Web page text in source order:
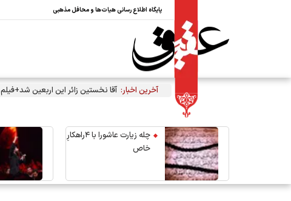
پایگاه اطلاع رسانی هیات‌ها و محافل مذهبی
آخرین اخبار: آقا نخستین زائر این اربعین شد+فیلم
چله زیارت عاشورا با ۴راهکارِ
خاص